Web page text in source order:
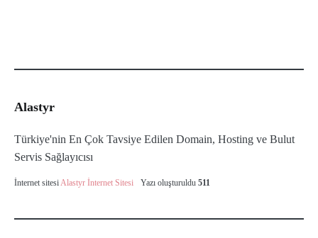
Alastyr
Türkiye'nin En Çok Tavsiye Edilen Domain, Hosting ve Bulut
Servis Sağlayıcısı
İnternet sitesiAlastyr İnternet Sitesi Yazı oluşturuldu 511